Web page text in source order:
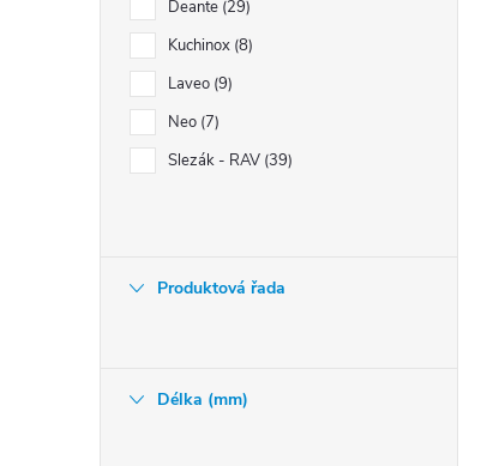
Deante 29
Kuchinox 8
Laveo 9
Neo 7
Slezák - RAV 39
Produktová řada
Délka (mm)